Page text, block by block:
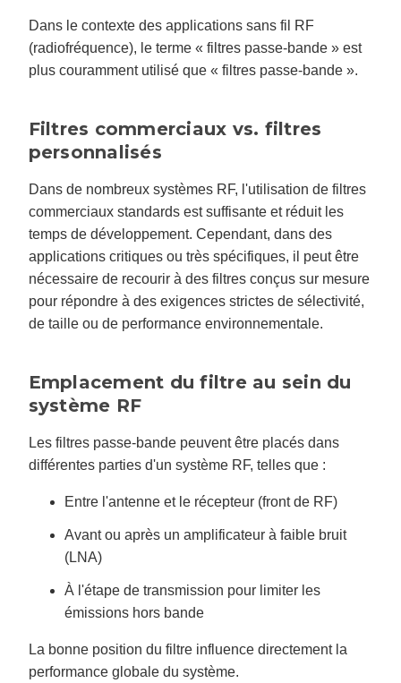
Dans le contexte des applications sans fil RF
(radiofréquence), le terme « filtres passe-bande » est
plus couramment utilisé que « filtres passe-bande ».
Filtres commerciaux vs. filtres
personnalisés
Dans de nombreux systèmes RF, l'utilisation de filtres
commerciaux standards est suffisante et réduit les
temps de développement. Cependant, dans des
applications critiques ou très spécifiques, il peut être
nécessaire de recourir à des filtres conçus sur mesure
pour répondre à des exigences strictes de sélectivité,
de taille ou de performance environnementale.
Emplacement du filtre au sein du
système RF
Les filtres passe-bande peuvent être placés dans
différentes parties d'un système RF, telles que :
Entre l'antenne et le récepteur (front de RF)
Avant ou après un amplificateur à faible bruit
(LNA)
À l'étape de transmission pour limiter les
émissions hors bande
La bonne position du filtre influence directement la
performance globale du système.